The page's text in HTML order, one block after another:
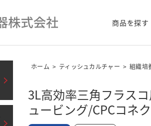
商品を探す
ホーム > ティッシュカルチャー > 組織培
3L高効率三角フラス
ュービング/CPCコネ